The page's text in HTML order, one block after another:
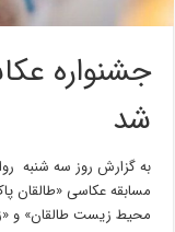
جشنواره
شد
به گزارش روز سه شنبه
مسابقه عکاسی «طالقان
محیط زیست طالقان» و